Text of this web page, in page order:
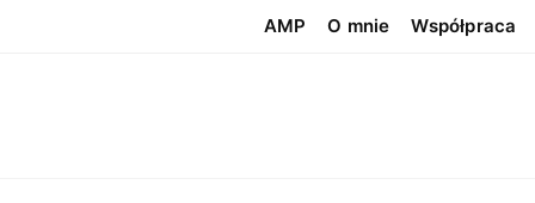
AMP O mnie Współpraca